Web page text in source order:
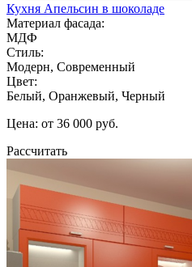
Кухня Апельсин в шоколаде
Материал фасада:
МДФ
Стиль:
Модерн, Современный
Цвет:
Белый, Оранжевый, Черный
Цена: от 36 000 руб.
Рассчитать